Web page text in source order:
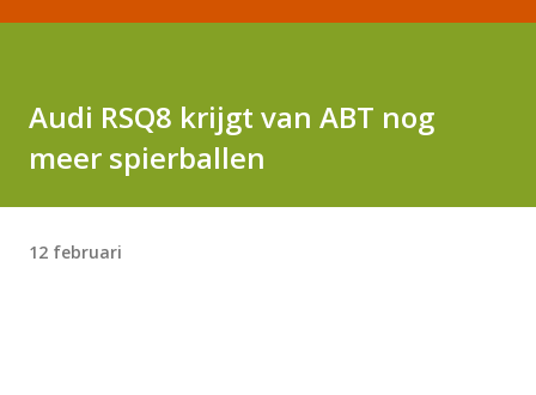
Audi RSQ8 krijgt van ABT nog
meer spierballen
12 februari